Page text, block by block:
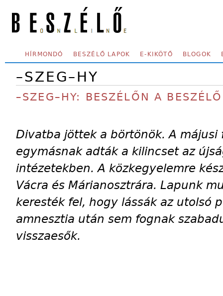
SECONDARY MENU
HÍRMONDÓ BESZÉLŐ LAPOK E-KIKÖTŐ BLOGOK
–SZEG–HY
–SZEG–HY: BESZÉLŐN A BESZÉLŐ
Divatba jöttek a börtönök. A májusi
egymásnak adták a kilincset az
intézetekben. A közkegyelemre
Vácra és Márianosztrára. Lapunk
keresték fel, hogy lássák az utolsó
amnesztia után sem fognak
visszaesők.